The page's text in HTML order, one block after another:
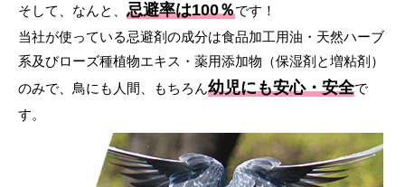
そして、なんと、 忌避率は100％です！
当社が使っている忌避剤の成分は食品加工用油・天然ハーブ
系及びローズ種植物エキス・薬用添加物（保湿剤と増粘剤）
のみで、鳥にも人間、もちろん幼児にも安心・安全で
す。